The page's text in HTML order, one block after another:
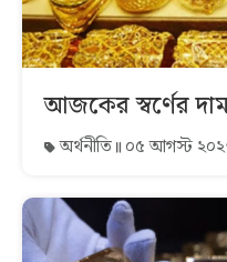
আজকের স্বর্ণের
অর্থনীতি ০৫ আগস্ট